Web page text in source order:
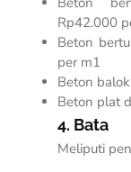
Rp42.000
Beton
per m1
Beton
Beton plat
4. Bata
Meliputi